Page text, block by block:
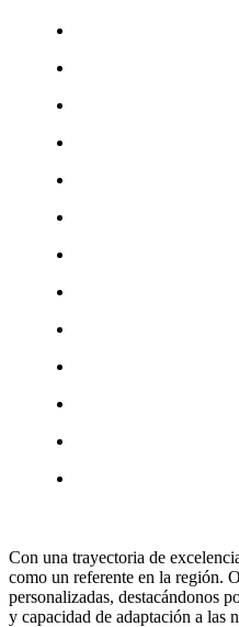
Con una trayectoria de
como un referente en la región.
personalizadas, destacándonos
y capacidad de adaptación a las